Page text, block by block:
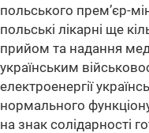
польського прем’єр-
польські лікарні ще
прийом та надання
українським
електроенергії
нормального
на знак солідарності